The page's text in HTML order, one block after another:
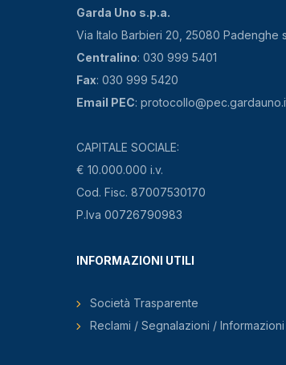
Garda Uno s.p.a.
Via Italo Barbieri 20, 25080 Padenghe
Centralino: 030 999 5401
Fax: 030 999 5420
Email PEC:
CAPITALE SOCIALE:
€ 10.000.000 i.v.
Cod. Fisc. 87007530170
P.Iva 00726790983
INFORMAZIONI UTILI
Società Trasparente
Reclami / Segnalazioni / Informazioni